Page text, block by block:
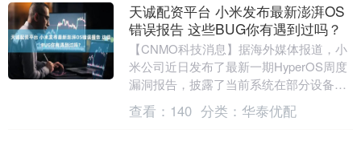
天诚配资平台 小米发布最新澎湃OS
错误报告 这些BUG你有遇到过吗？
【CNMO科技消息】据海外媒体报道，小
米公司近日发布了最新一期HyperOS周度
漏洞报告，披露了当前系统在部分设备上
存在的运行问题及修复进展。该报告涵盖
小米15....
查看： 140 分类： 华泰优配